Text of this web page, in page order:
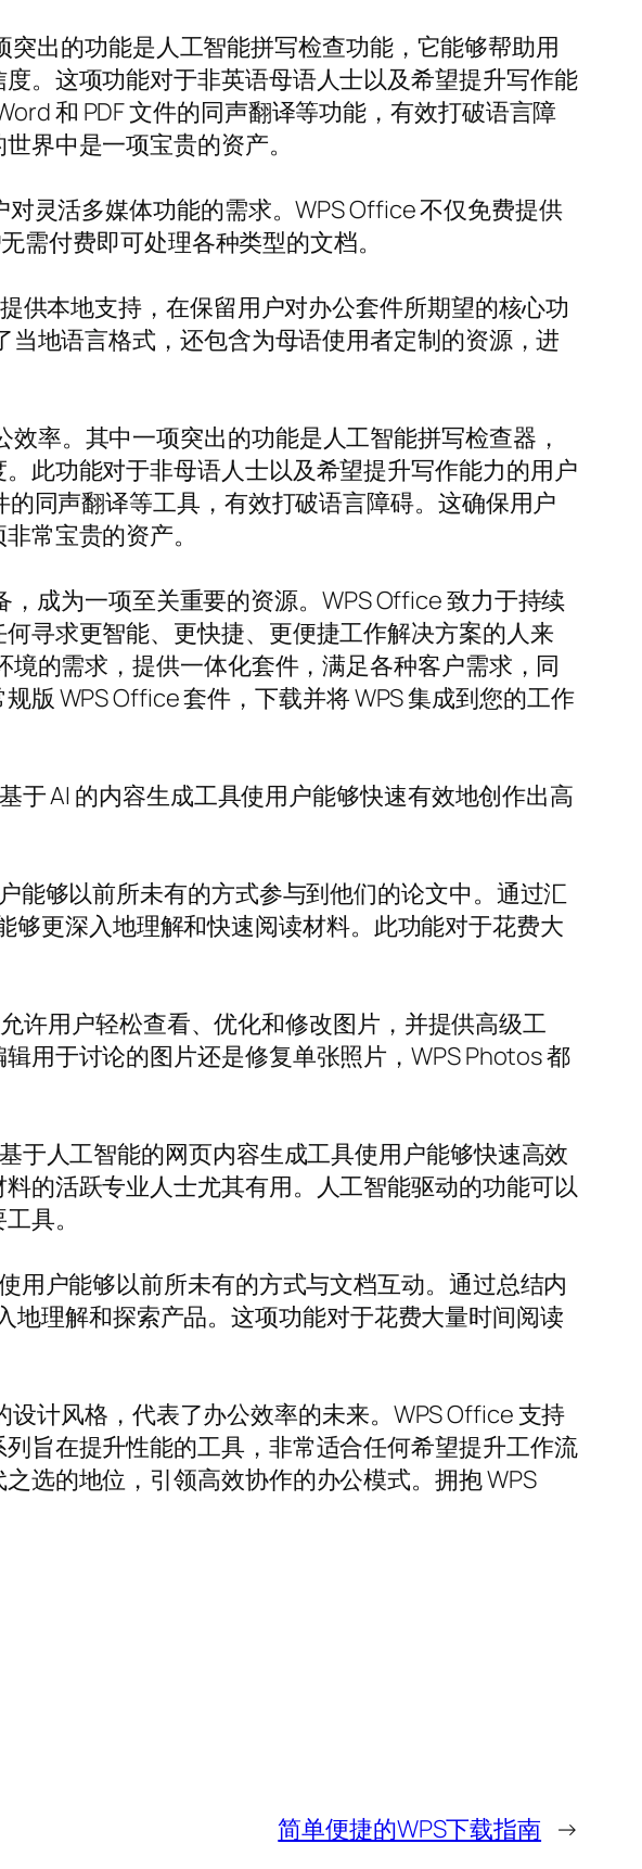
出的功能是人工智能拼写检查功能，它能够帮助用
。这项功能对于非英语母语人士以及希望提升写作能
和 PDF 文件的同声翻译等功能，有效打破语言障
界中是一项宝贵的资产。
灵活多媒体功能的需求。WPS Office 不仅免费提供
需付费即可处理各种类型的文档。
供本地支持，在保留用户对办公套件所期望的核心功
地语言格式，还包含为母语使用者定制的资源，进
率。其中一项突出的功能是人工智能拼写检查器，
此功能对于非母语人士以及希望提升写作能力的用户
同声翻译等工具，有效打破语言障碍。这确保用户
常宝贵的资产。
成为一项至关重要的资源。WPS Office 致力于持续
寻求更智能、更快捷、更便捷工作解决方案的人来
的需求，提供一体化套件，满足各种客户需求，同
版 WPS Office 套件，下载并将 WPS 集成到您的工作
于 AI 的内容生成工具使用户能够快速有效地创作出高
能够以前所未有的方式参与到他们的论文中。通过汇
够更深入地理解和快速阅读材料。此功能对于花费大
许用户轻松查看、优化和修改图片，并提供高级工
用于讨论的图片还是修复单张照片，WPS Photos 都
于人工智能的网页内容生成工具使用户能够快速高效
的活跃专业人士尤其有用。人工智能驱动的功能可以
具。
用户能够以前所未有的方式与文档互动。通过总结内
地理解和探索产品。这项功能对于花费大量时间阅读
计风格，代表了办公效率的未来。WPS Office 支持
旨在提升性能的工具，非常适合任何希望提升工作流
选的地位，引领高效协作的办公模式。拥抱 WPS
简单便捷的WPS下载指南 →